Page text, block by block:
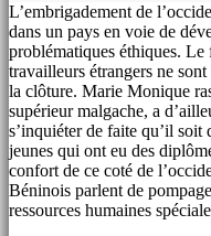
L’embrigadement de
dans un pays en voie de
problématiques éthiques. Le
travailleurs étrangers ne
la clôture. Marie Monique
supérieur malgache, a
s’inquiéter de faite qu’il
jeunes qui ont eu des
confort de ce coté de
Béninois parlent de
ressources humaines